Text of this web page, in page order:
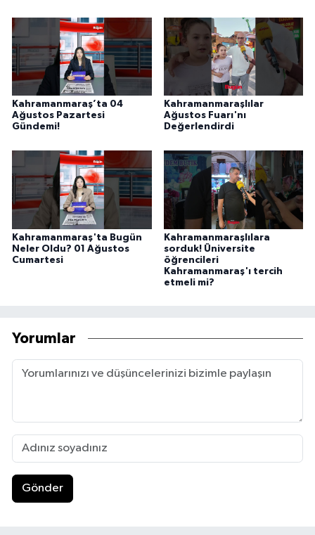
Kahramanmaraş’ta 04
Ağustos Pazartesi
Gündemi!
Kahramanmaraşlılar
Ağustos Fuarı'nı
Değerlendirdi
Kahramanmaraş'ta Bugün
Neler Oldu? 01 Ağustos
Cumartesi
Kahramanmaraşlılara
sorduk! Üniversite
öğrencileri
Kahramanmaraş'ı tercih
etmeli mi?
Yorumlar
Gönder